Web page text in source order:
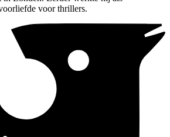
voor thrillers.